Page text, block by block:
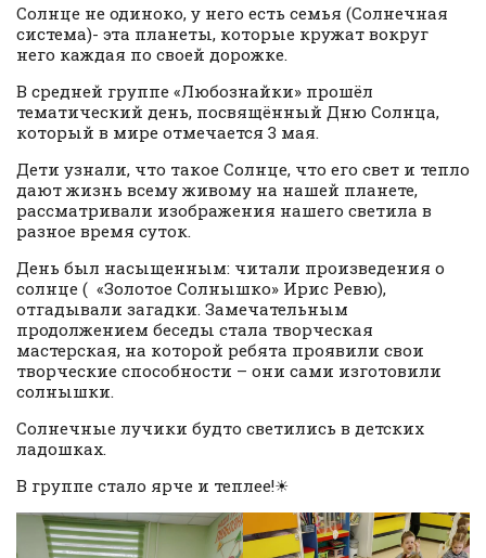
Солнце не одиноко, у него есть семья (Солнечная
система)- эта планеты, которые кружат вокруг
него каждая по своей дорожке.
В средней группе «Любознайки» прошёл
тематический день, посвящённый Дню Солнца,
который в мире отмечается 3 мая.
Дети узнали, что такое Солнце, что его свет и тепло
дают жизнь всему живому на нашей планете,
рассматривали изображения нашего светила в
разное время суток.
День был насыщенным: читали произведения о
солнце ( «Золотое Солнышко» Ирис Ревю),
отгадывали загадки. Замечательным
продолжением беседы стала творческая
мастерская, на которой ребята проявили свои
творческие способности – они сами изготовили
солнышки.
Солнечные лучики будто светились в детских
ладошках.
В группе стало ярче и теплее!☀